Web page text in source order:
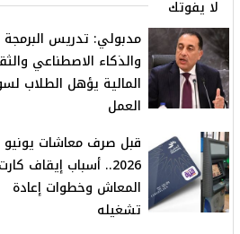
لا يفوتك
مدبولي: تدريس البرمجة
والذكاء الاصطناعي
المالية يؤهل الطلاب
العمل
قبل صرف معاشات يونيو
2026.. أسباب إيقاف
المعاش وخطوات إعادة
تشغيله